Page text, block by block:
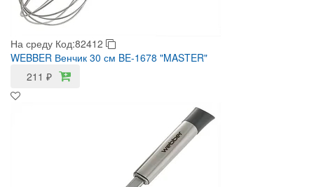
На среду Код:82412
WEBBER Венчик 30 см BE-1678 "MASTER"
211 ₽